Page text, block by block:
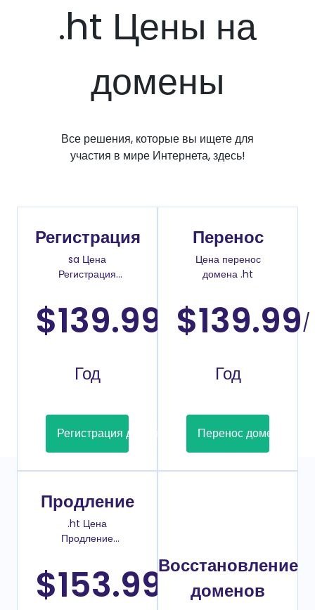
.ht Цены на
домены
Все решения, которые вы ищете для
участия в мире Интернета, здесь!
Регистрация
sa Цена
Регистрация
$139.99
Год
Регистрация домена
Перенос
Цена перенос
домена .ht
$139.99/
Год
Перенос домена
Продление
.ht Цена
Продление
$153.99Восстановление
доменов